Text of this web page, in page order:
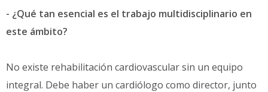
- ¿Qué tan esencial es el trabajo multidisciplinario en
este ámbito?
No existe rehabilitación cardiovascular sin un equipo
integral. Debe haber un cardiólogo como director, junto